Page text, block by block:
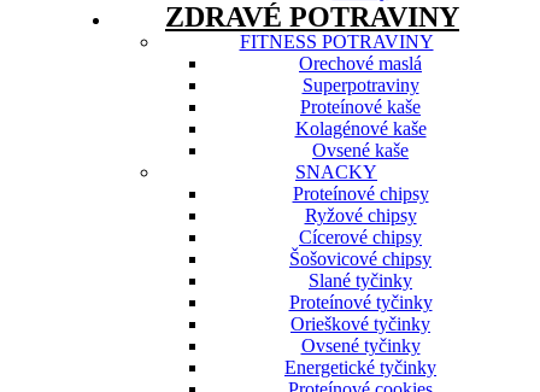
ZDRAVÉ POTRAVINY
FITNESS POTRAVINY
Orechové maslá
Superpotraviny
Proteínové kaše
Kolagénové kaše
Ovsené kaše
SNACKY
Proteínové chipsy
Ryžové chipsy
Cícerové chipsy
Šošovicové chipsy
Slané tyčinky
Proteínové tyčinky
Orieškové tyčinky
Ovsené tyčinky
Energetické tyčinky